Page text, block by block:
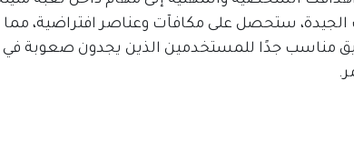
الجيدة، ستحصل على مكافآت وعناصر افتراضية، مما
مناسب جدًا للمستخدمين الذين يجدون صعوبة في